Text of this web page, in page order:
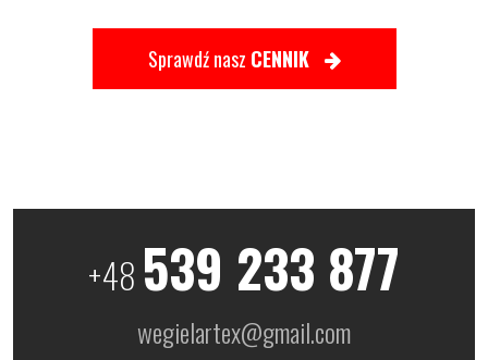
Sprawdź nasz CENNIK
+48 539 233 877
wegielartex@gmail.com